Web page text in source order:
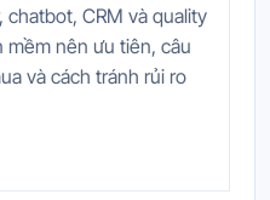
CRM và quality
nên ưu tiên, câu
và cách tránh rủi ro